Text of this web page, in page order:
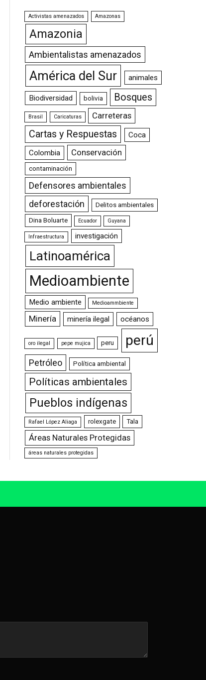
Activistas amenazados Amazonas
Amazonia
Ambientalistas amenazados
América del Sur animales
Biodiversidad bolivia Bosques
Brasil Caricaturas Carreteras
Cartas y Respuestas
Coca
Colombia
Conservación
contaminación
Defensores ambientales
deforestación
Delitos ambientales
Dina Boluarte Ecuador Guyana
Infraestructura investigación
Latinoamérica
Medioambiente
Medio ambiente Medioammbiente
Minería minería ilegal océanos
oro ilegal pepe mujica peru perú
Petróleo Política ambiental
Políticas ambientales
Pueblos indígenas
Rafael López Aliaga rolexgate Tala
Áreas Naturales Protegidas
áreas naturales protegidas